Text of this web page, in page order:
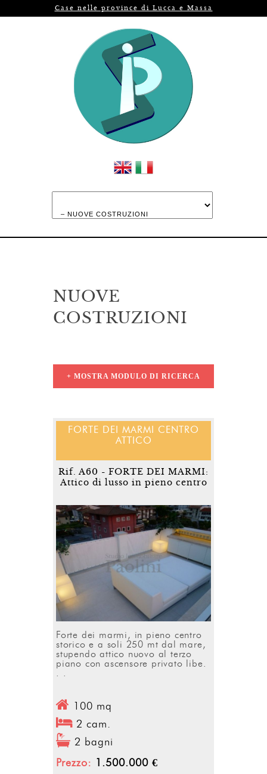
Case nelle province di Lucca e Massa
NUOVE
COSTRUZIONI
+ MOSTRA MODULO DI RICERCA
FORTE DEI MARMI CENTRO
ATTICO
Rif. A60 - FORTE DEI MARMI:
Attico di lusso in pieno centro
Forte dei marmi, in pieno centro
storico e a soli 250 mt dal mare,
stupendo attico nuovo al terzo
piano con ascensore privato libe.
. .
100 mq
2 cam.
2 bagni
Prezzo: 1.500.000 €